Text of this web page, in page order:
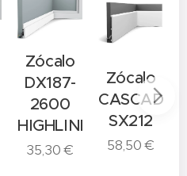
Zócalo
DX187-
2600
HIGHLINE
35,30€
Zócalo
CASCADE
SX212
58,50€